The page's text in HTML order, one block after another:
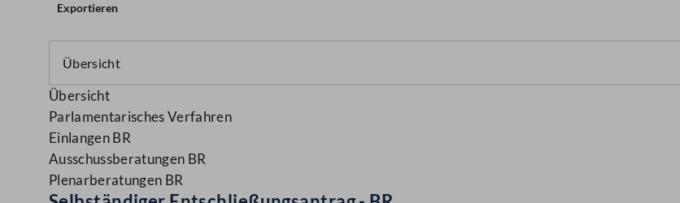
Exportieren
Übersicht
Parlamentarisches Verfahren
Einlangen BR
Ausschussberatungen BR
Plenarberatungen BR